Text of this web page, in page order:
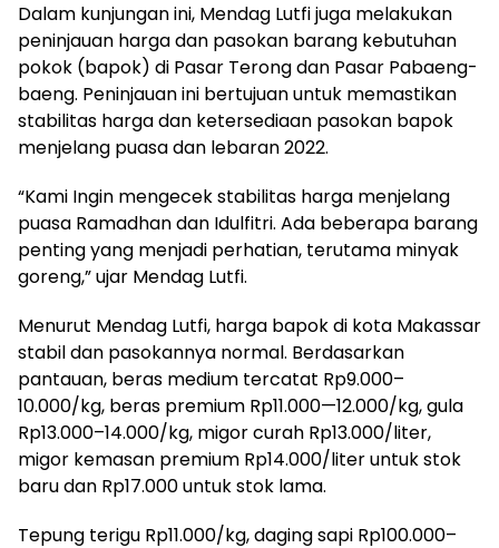
Dalam kunjungan ini, Mendag Lutfi juga melakukan
peninjauan harga dan pasokan barang kebutuhan
pokok (bapok) di Pasar Terong dan Pasar Pabaeng-
baeng. Peninjauan ini bertujuan untuk memastikan
stabilitas harga dan ketersediaan pasokan bapok
menjelang puasa dan lebaran 2022.
“Kami Ingin mengecek stabilitas harga menjelang
puasa Ramadhan dan Idulfitri. Ada beberapa barang
penting yang menjadi perhatian, terutama minyak
goreng,” ujar Mendag Lutfi.
Menurut Mendag Lutfi, harga bapok di kota Makassar
stabil dan pasokannya normal. Berdasarkan
pantauan, beras medium tercatat Rp9.000–
10.000/kg, beras premium Rp11.000—12.000/kg, gula
Rp13.000–14.000/kg, migor curah Rp13.000/liter,
migor kemasan premium Rp14.000/liter untuk stok
baru dan Rp17.000 untuk stok lama.
Tepung terigu Rp11.000/kg, daging sapi Rp100.000–